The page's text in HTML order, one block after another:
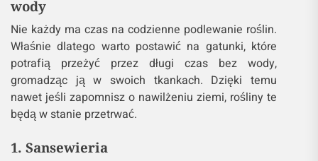
wody
Nie każdy ma czas na codzienne podlewanie roślin.
Właśnie dlatego warto postawić na gatunki, które
potrafią przeżyć przez długi czas bez wody,
gromadząc ją w swoich tkankach. Dzięki temu
nawet jeśli zapomnisz o nawilżeniu ziemi, rośliny te
będą w stanie przetrwać.
1. Sansewieria